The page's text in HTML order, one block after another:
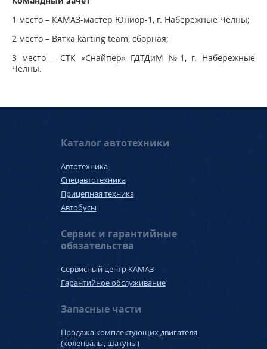
1 место – КАМАЗ-мастер Юниор-1, г. Набережные Челны;
2 место – Вятка karting team, сборная;
3 место – СТК «Снайпер» ГДТДиМ №1, г. Набережные
Челны.
Каталог автотехники
Автотехника
Спецавтотехника
Прицепная техника
Автобусы
Сервис и гарантийные
обязательства
Сервисный центр КАМАЗ
Гарантийное обслуживание
Запасные части
Продажа комплектующих двигателя
(коленвалы, шатуны)